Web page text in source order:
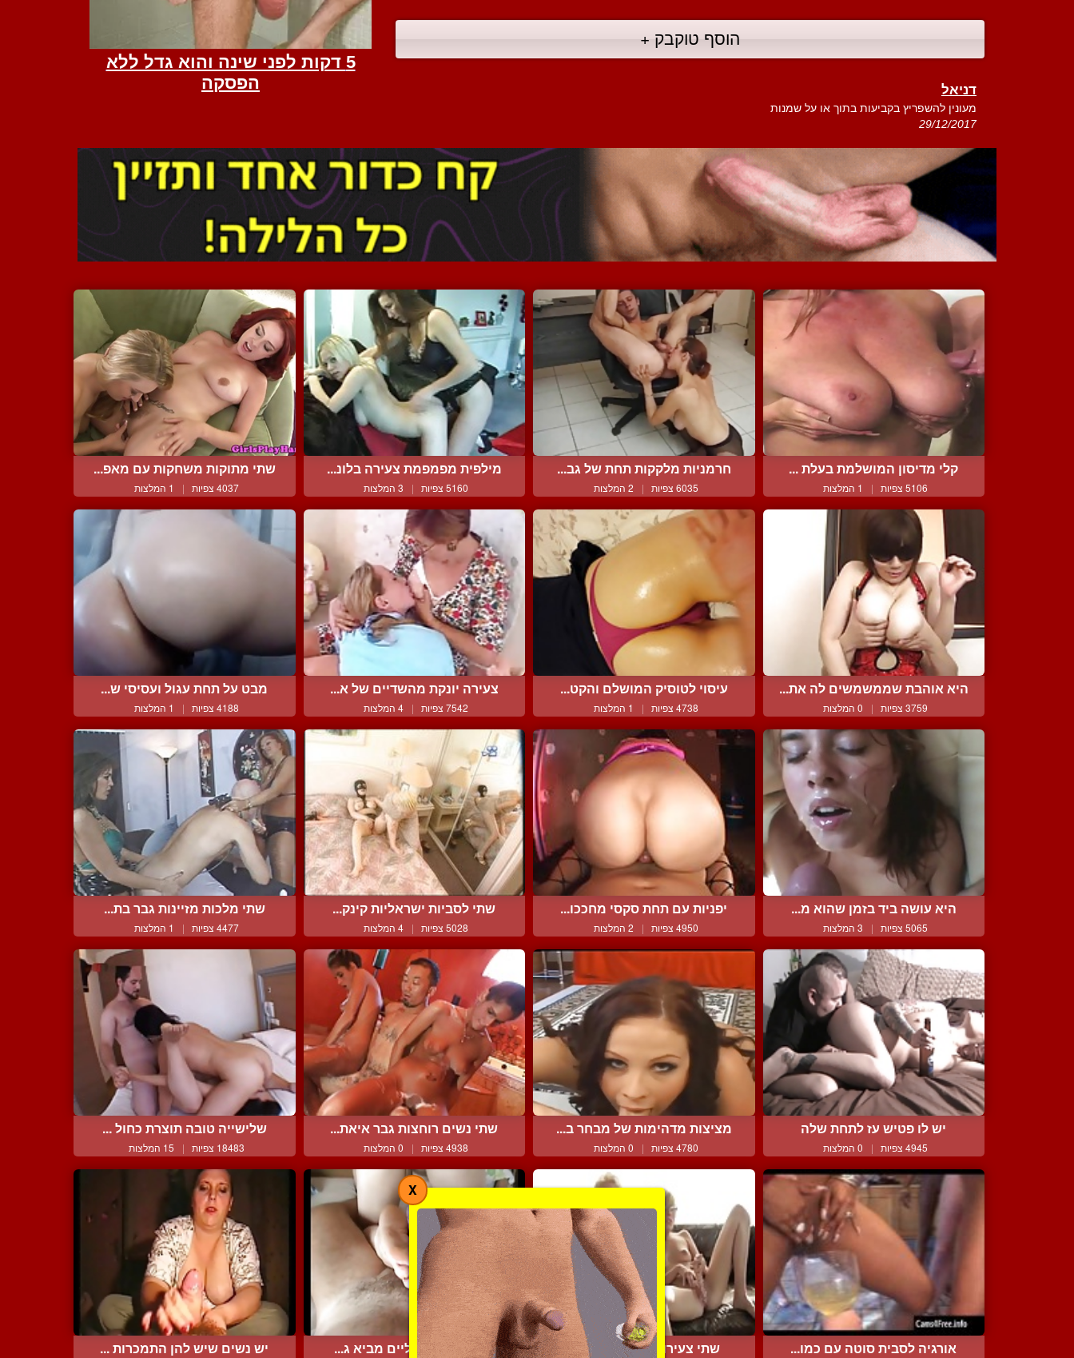
הוסף טוקבק +
דניאל
מעונין להשפריץ בקביעות בתוך או על שמנות
29/12/2017
קלי מדיסון המושלמת בעלת ...
5106 צפיות | 1 המלצות
חרמניות מלקקות תחת של גב...
6035 צפיות | 2 המלצות
מילפית מפמפמת צעירה בלונ...
5160 צפיות | 3 המלצות
שתי מתוקות משחקות עם מאפ...
4037 צפיות | 1 המלצות
היא אוהבת שממשמשים לה את...
3759 צפיות | 0 המלצות
עיסוי לטוסיק המושלם והקט...
4738 צפיות | 1 המלצות
צעירה יונקת מהשדיים של א...
7542 צפיות | 4 המלצות
מבט על תחת עגול ועסיסי ש...
4188 צפיות | 1 המלצות
היא עושה ביד בזמן שהוא מ...
5065 צפיות | 3 המלצות
יפניות עם תחת סקסי מחככו...
4950 צפיות | 2 המלצות
שתי לסביות ישראליות קינק...
5028 צפיות | 4 המלצות
שתי מלכות מזיינות גבר בת...
4477 צפיות | 1 המלצות
יש לו פטיש עז לתחת שלה
4945 צפיות | 0 המלצות
מציצות מדהימות של מבחר ב...
4780 צפיות | 0 המלצות
שתי נשים רוחצות גבר איאת...
4938 צפיות | 0 המלצות
שלישייה טובה תוצרת כחול ...
18483 צפיות | 15 המלצות
אורגיה לסבית סוטה עם כמו... שתי צעירות בלונדניות רזו... אוננות עם הרגליים מביא ג... יש נשים שיש להן התמכרות ...
X